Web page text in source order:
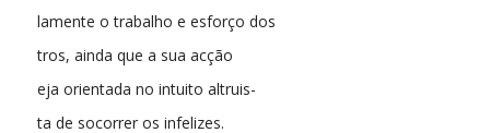
lamente o trabalho e esforço dos
tros, ainda que a sua acção
eja orientada no intuito altruis-
ta de socorrer os infelizes.